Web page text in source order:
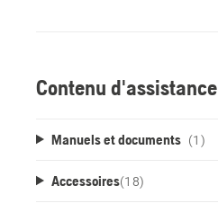
Contenu d'assistance
Manuels et documents (1)
Accessoires(18)